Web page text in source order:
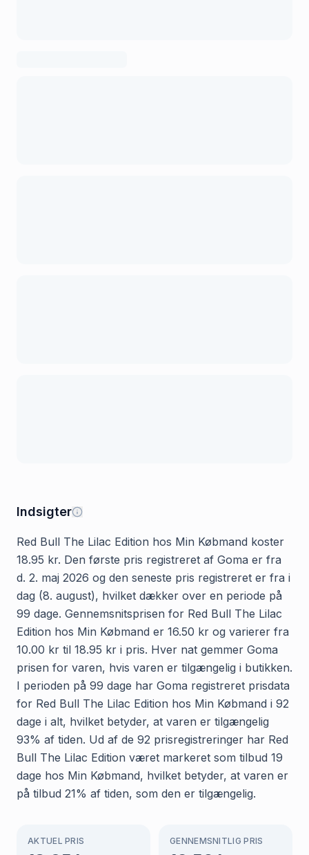
Indsigter
Red Bull The Lilac Edition hos Min Købmand koster
18.95 kr. Den første pris registreret af Goma er fra
d. 2. maj 2026 og den seneste pris registreret er fra i
dag (8. august), hvilket dækker over en periode på
99 dage. Gennemsnitsprisen for Red Bull The Lilac
Edition hos Min Købmand er 16.50 kr og varierer fra
10.00 kr til 18.95 kr i pris. Hver nat gemmer Goma
prisen for varen, hvis varen er tilgængelig i butikken.
I perioden på 99 dage har Goma registreret prisdata
for Red Bull The Lilac Edition hos Min Købmand i 92
dage i alt, hvilket betyder, at varen er tilgængelig
93% af tiden. Ud af de 92 prisregistreringer har Red
Bull The Lilac Edition været markeret som tilbud 19
dage hos Min Købmand, hvilket betyder, at varen er
på tilbud 21% af tiden, som den er tilgængelig.
AKTUEL PRIS GENNEMSNITLIG PRIS